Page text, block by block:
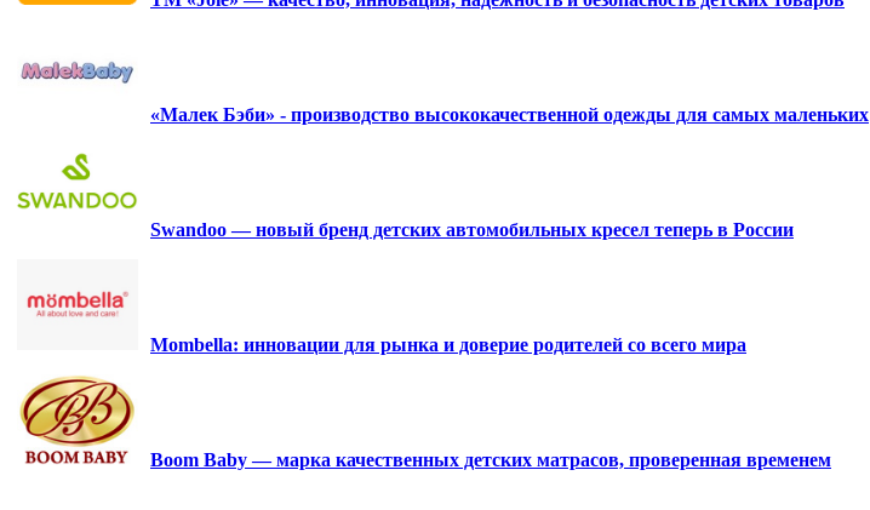
«Малек Бэби» - производство высококачественной одежды для самых маленьких
Swandoo — новый бренд детских автомобильных кресел теперь в России
Mombella: инновации для рынка и доверие родителей со всего мира
Boom Baby — марка качественных детских матрасов, проверенная временем